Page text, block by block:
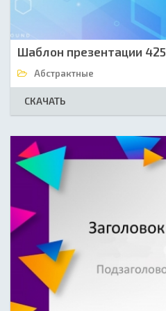
Шаблон презентации 425
Абстрактные
СКАЧАТЬ